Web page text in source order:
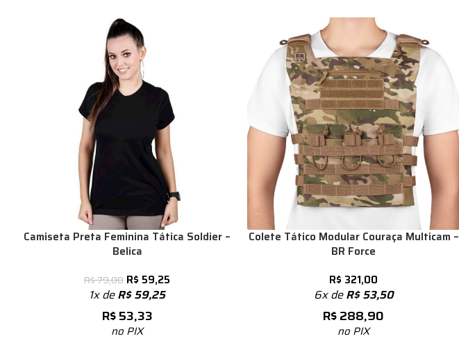
Camiseta Preta Feminina Tática Soldier –
Belica
R$79,00 R$ 59,25
1x deR$59,25
R$53,33
no PIX
Colete Tático Modular Couraça Multicam –
BR Force
R$ 321,00
6x deR$53,50
R$288,90
no PIX